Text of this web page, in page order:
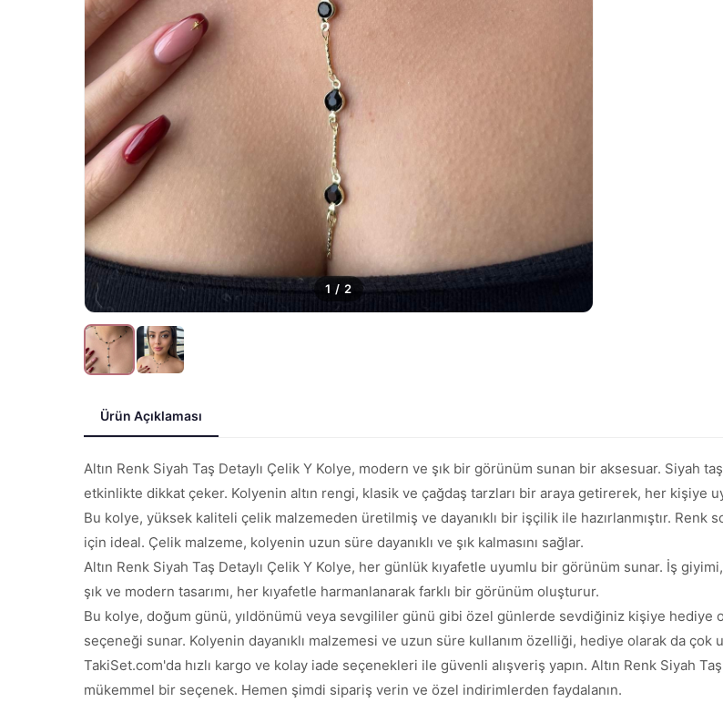
1 / 2
Ürün Açıklaması
Altın Renk Siyah Taş Detaylı Çelik Y Kolye, modern ve şık bir görünüm sunan bir aksesuar. Siyah
etkinlikte dikkat çeker. Kolyenin altın rengi, klasik ve çağdaş tarzları bir araya getirerek, her kişiye
Bu kolye, yüksek kaliteli çelik malzemeden üretilmiş ve dayanıklı bir işçilik ile hazırlanmıştır.
için ideal. Çelik malzeme, kolyenin uzun süre dayanıklı ve şık kalmasını sağlar.
Altın Renk Siyah Taş Detaylı Çelik Y Kolye, her günlük kıyafetle uyumlu bir görünüm sunar. İş
şık ve modern tasarımı, her kıyafetle harmanlanarak farklı bir görünüm oluşturur.
Bu kolye, doğum günü, yıldönümü veya sevgililer günü gibi özel günlerde sevdiğiniz kişiye hediye
seçeneği sunar. Kolyenin dayanıklı malzemesi ve uzun süre kullanım özelliği, hediye olarak da çok
TakiSet.com'da hızlı kargo ve kolay iade seçenekleri ile güvenli alışveriş yapın. Altın Renk Siyah
mükemmel bir seçenek. Hemen şimdi sipariş verin ve özel indirimlerden faydalanın.